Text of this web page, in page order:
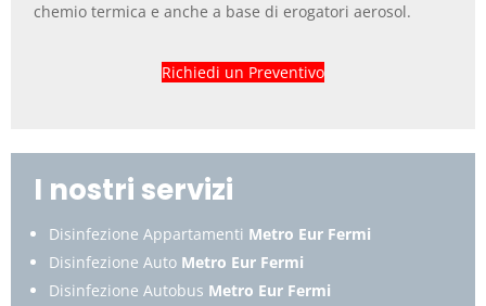
chemio termica e anche a base di erogatori aerosol.
Richiedi un Preventivo
I nostri servizi
Disinfezione Appartamenti Metro Eur Fermi
Disinfezione Auto Metro Eur Fermi
Disinfezione Autobus Metro Eur Fermi